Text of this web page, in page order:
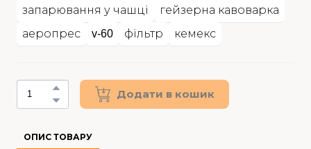
запарювання у чашці
гейзерна кавоварка
аеропрес
v-60 фільтр кемекс
Додати в кошик
ОПИС ТОВАРУ